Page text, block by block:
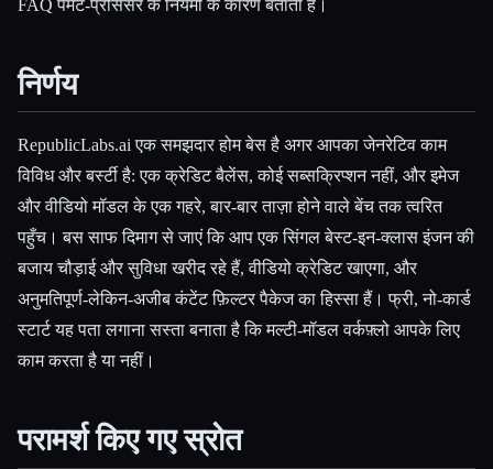
FAQ पेमेंट-प्रोसेसर के नियमों के कारण बताता है।
निर्णय
RepublicLabs.ai एक समझदार होम बेस है अगर आपका जेनरेटिव काम
विविध और बर्स्टी है: एक क्रेडिट बैलेंस, कोई सब्सक्रिप्शन नहीं, और इमेज
और वीडियो मॉडल के एक गहरे, बार-बार ताज़ा होने वाले बेंच तक त्वरित
पहुँच। बस साफ दिमाग से जाएं कि आप एक सिंगल बेस्ट-इन-क्लास इंजन की
बजाय चौड़ाई और सुविधा खरीद रहे हैं, वीडियो क्रेडिट खाएगा, और
अनुमतिपूर्ण-लेकिन-अजीब कंटेंट फ़िल्टर पैकेज का हिस्सा हैं। फ्री, नो-कार्ड
स्टार्ट यह पता लगाना सस्ता बनाता है कि मल्टी-मॉडल वर्कफ़्लो आपके लिए
काम करता है या नहीं।
परामर्श किए गए स्रोत